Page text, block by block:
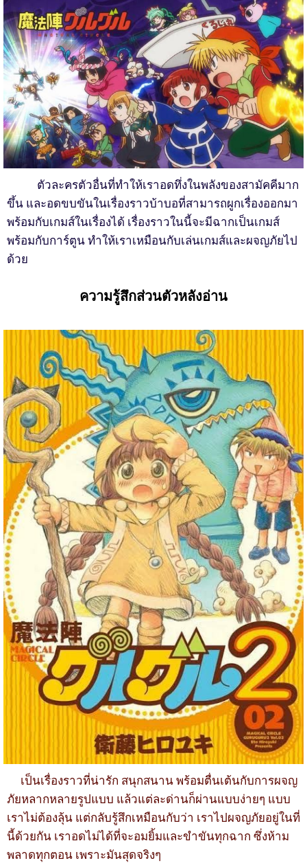
ตัวละครตัวอื่นที่ทำให้เราอดทึ่งในพลังของสามัคคีมาก
ขึ้น และอดขบขันในเรื่องราวบ้าบอที่สามารถผูกเรื่องออกมา
พร้อมกับเกมส์ในเรื่องได้ เรื่องราวในนี้จะมีฉากเป็นเกมส์
พร้อมกับการ์ตูน ทำให้เราเหมือนกับเล่นเกมส์และผจญภัยไป
ด้วย
ความรู้สึกส่วนตัวหลังอ่าน
เป็นเรื่องราวที่น่ารัก สนุกสนาน พร้อมตื่นเต้นกับการผจญ
ภัยหลากหลายรูปแบบ แล้วแต่ละด่านก็ผ่านแบบง่ายๆ แบบ
เราไม่ต้องลุ้น แต่กลับรู้สึกเหมือนกับว่า เราไปผจญภัยอยู่ในที่
นี้ด้วยกัน เราอดไม่ได้ที่จะอมยิ้มและขำขันทุกฉาก ซึ่งห้าม
พลาดทุกตอน เพราะมันสุดจริงๆ